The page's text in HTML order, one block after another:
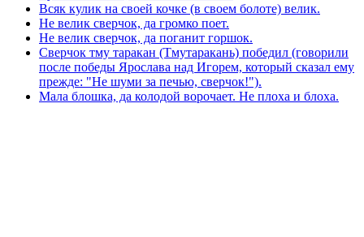
Всяк кулик на своей кочке (в своем болоте) велик.
Не велик сверчок, да громко поет.
Не велик сверчок, да поганит горшок.
Сверчок тму таракан (Тмутаракань) победил (говорили
после победы Ярослава над Игорем, который сказал ему
прежде: "Не шуми за печью, сверчок!").
Мала блошка, да колодой ворочает. Не плоха и блоха.